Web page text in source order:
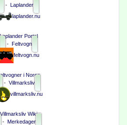
- Laplander
laplander.nu
Portal
- Feltvogn
feltvogn.nu
i Norge
- Villmarksliv
villmarksliv.nu
Villmarksliv Wiki
- Merkedager